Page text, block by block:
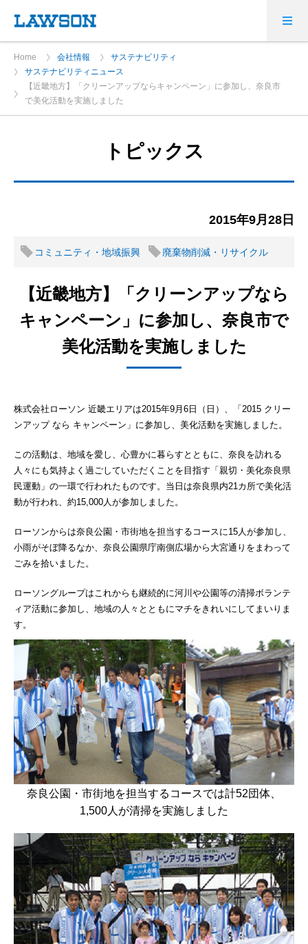
Home 会社情報
サステナビリティ
サステナビリティニュース
【近畿地方】「クリーンアップならキャンペーン」に参加し、奈良市
で美化活動を実施しました
トピックス
2015年9月28日
コミュニティ・地域振興 廃棄物削減・リサイクル
【近畿地方】「クリーンアップなら
キャンペーン」に参加し、奈良市で
美化活動を実施しました
株式会社ローソン 近畿エリアは2015年9月6日（日）、「2015 クリー
ンアップ なら キャンペーン」に参加し、美化活動を実施しました。
この活動は、地域を愛し、心豊かに暮らすとともに、奈良を訪れる
人々にも気持よく過ごしていただくことを目指す「親切・美化奈良県
民運動」の一環で行われたものです。当日は奈良県内21カ所で美化活
動が行われ、約15,000人が参加しました。
ローソンからは奈良公園・市街地を担当するコースに15人が参加し、
小雨がそぼ降るなか、奈良公園県庁南側広場から大宮通りをまわって
ごみを拾いました。
ローソングループはこれからも継続的に河川や公園等の清掃ボランテ
ィア活動に参加し、地域の人々とともにマチをきれいにしてまいりま
す。
奈良公園・市街地を担当するコースでは計52団体、
1,500人が清掃を実施しました